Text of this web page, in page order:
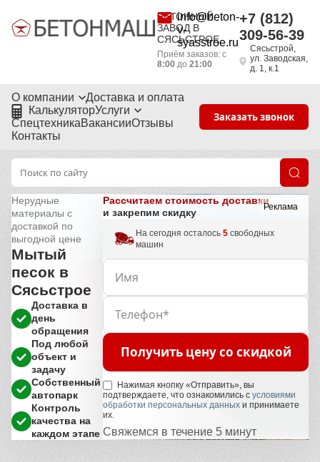
БЕТОННЫЙ
ЗАВОД В
СЯСЬСТРОЕ
info@beton-
v-
syasstroe.ru
Приём заказов: с
8:00 до21:00
+7 (812)
309-56-39
Сясьстрой,
ул. Заводская,
д. 1, к.1
О компании
Доставка и оплата
КалькуляторУслуги
СпецтехникаВакансииОтзывы
Контакты
Заказать звонок
Реклама
Нерудные
материалы с
доставкой по
выгодной цене
Мытый
песок в
Сясьстрое
Доставка в
день
обращения
Под любой
объект и
задачу
Собственный
автопарк
Контроль
качества на
каждом этапе
Рассчитаем стоимость доставки
и закрепим скидку
На сегодня осталось5 свободных
машин
Получить цену со скидкой
Нажимая кнопку «Отправить», вы
подтверждаете, что ознакомились сусловиями
обработки персональных данных и принимаете
их.
Свяжемся в течение 5 минут